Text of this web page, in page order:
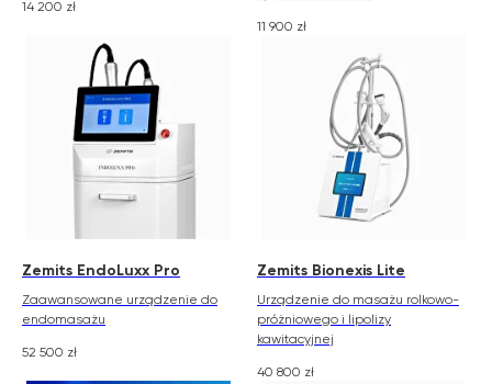
14 200 zł
11 900 zł
Zemits EndoLuxx Pro
Zaawansowane urządzenie do
endomasażu
52 500 zł
Zemits Bionexis Lite
Urządzenie do masażu rolkowo-
próżniowego i lipolizy
kawitacyjnej
40 800 zł